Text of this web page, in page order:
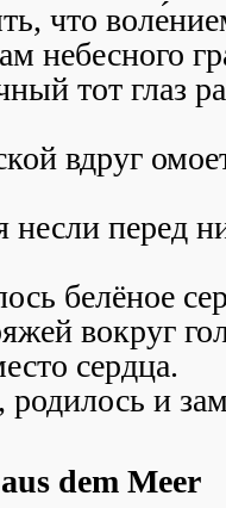
что
небесного
тот глаз
вдруг
несли перед
белёное
вокруг
сердца.
родилось и
dem Meer